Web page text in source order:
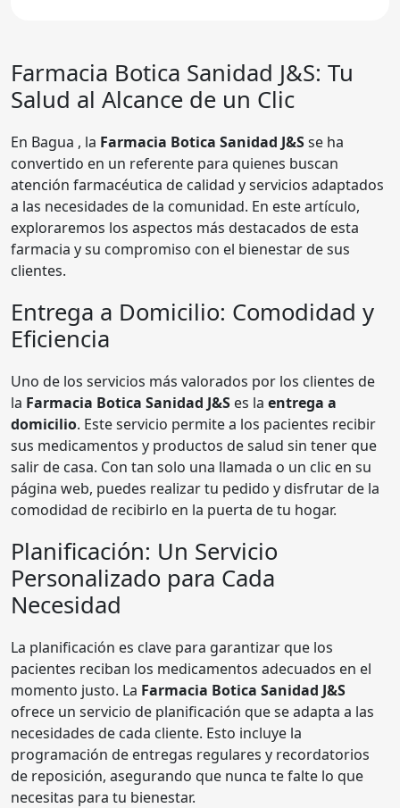
Farmacia Botica Sanidad J&S: Tu
Salud al Alcance de un Clic
En Bagua , la Farmacia Botica Sanidad J&Sse ha
convertido en un referente para quienes buscan
atención farmacéutica de calidad y servicios adaptados
a las necesidades de la comunidad. En este artículo,
exploraremos los aspectos más destacados de esta
farmacia y su compromiso con el bienestar de sus
clientes.
Entrega a Domicilio: Comodidad y
Eficiencia
Uno de los servicios más valorados por los clientes de
la Farmacia Botica Sanidad J&S es la entrega a
domicilio. Este servicio permite a los pacientes recibir
sus medicamentos y productos de salud sin tener que
salir de casa. Con tan solo una llamada o un clic en su
página web, puedes realizar tu pedido y disfrutar de la
comodidad de recibirlo en la puerta de tu hogar.
Planificación: Un Servicio
Personalizado para Cada
Necesidad
La planificación es clave para garantizar que los
pacientes reciban los medicamentos adecuados en el
momento justo. La Farmacia Botica Sanidad J&S
ofrece un servicio de planificación que se adapta a las
necesidades de cada cliente. Esto incluye la
programación de entregas regulares y recordatorios
de reposición, asegurando que nunca te falte lo que
necesitas para tu bienestar.